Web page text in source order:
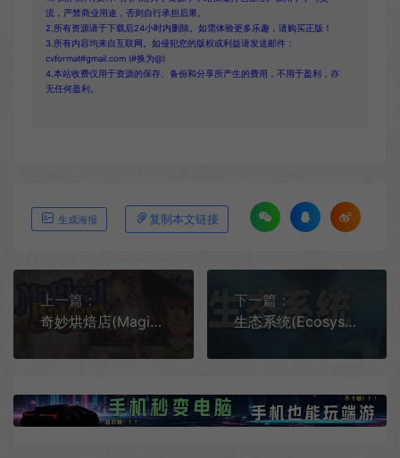
流，严禁商业用途，否则自行承担后果。
2.所有资源请于下载后24小时内删除。如需体验更多乐趣，请购买正版！
3.所有内容均来自互联网。如侵犯您的版权或利益请发送邮件：
cvformat#gmail.com (#换为@)
4.本站收费仅用于资源的保存、备份和分享所产生的费用，不用于盈利，亦
无任何盈利。
生成海报 复制本文链接
上一篇：
奇妙烘焙店(Magical Bakery)烹饪模拟经营游戏|下载
下一篇：
生态系统(Ecosystem)海洋生命创造模拟游戏|下载